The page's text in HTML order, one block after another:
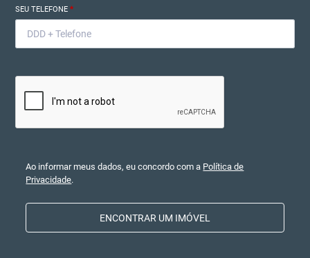
SEU TELEFONE*
Ao informar meus dados, eu concordo com a Política de
Privacidade.
ENCONTRAR UM IMÓVEL